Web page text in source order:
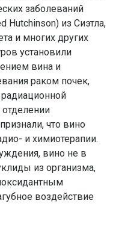
заболеваний
Hutchinson) из Сиэтла,
и многих других
установили
вина и
раком почек,
что вино
и химиотерапии.
вино не в
из организма,
воздействие